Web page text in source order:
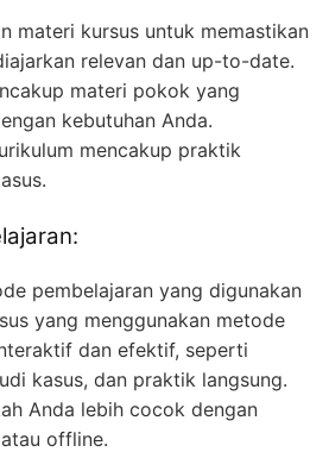
materi kursus untuk memastikan
relevan dan up-to-date.
materi pokok yang
kebutuhan Anda.
mencakup praktik
pembelajaran yang digunakan
yang menggunakan metode
dan efektif, seperti
kasus, dan praktik langsung.
Anda lebih cocok dengan
offline.